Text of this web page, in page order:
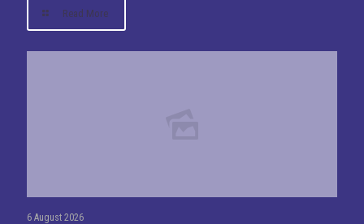
Read More
6 August 2026